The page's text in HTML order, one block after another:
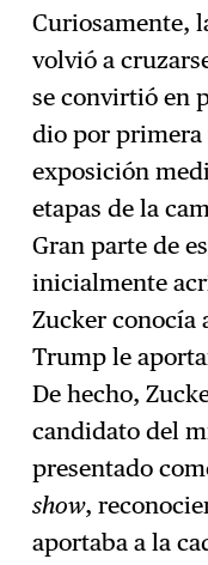
Curiosamente,
volvió a
se convirtió en
dio por primera
exposición
etapas de la
Gran parte de
inicialmente
Zucker conocía
Trump le
De hecho,
candidato del
presentado
show,
aportaba a la